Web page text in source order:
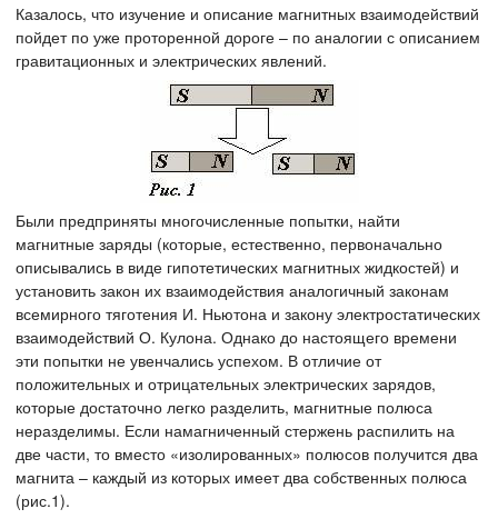
Казалось, что изучение и описание магнитных взаимодействий
пойдет по уже проторенной дороге – по аналогии с описанием
гравитационных и электрических явлений.
Были предприняты многочисленные попытки, найти
магнитные заряды (которые, естественно, первоначально
описывались в виде гипотетических магнитных жидкостей) и
установить закон их взаимодействия аналогичный законам
всемирного тяготения И. Ньютона и закону электростатических
взаимодействий О. Кулона. Однако до настоящего времени
эти попытки не увенчались успехом. В отличие от
положительных и отрицательных электрических зарядов,
которые достаточно легко разделить, магнитные полюса
неразделимы. Если намагниченный стержень распилить на
две части, то вместо «изолированных» полюсов получится два
магнита – каждый из которых имеет два собственных полюса
(рис.1).